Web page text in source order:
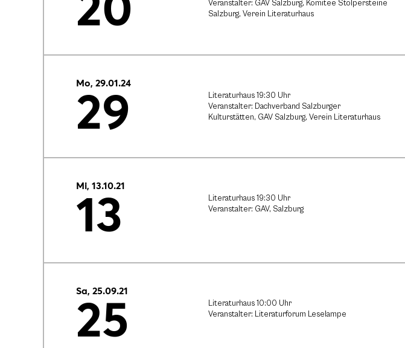
20
Veranstalter: GAV Salzburg, Komitee Stolpersteine
Salzburg, Verein Literaturhaus
Mo, 29.01.24
29
Literaturhaus 19:30 Uhr
Veranstalter: Dachverband Salzburger
Kulturstätten, GAV Salzburg, Verein Literaturhaus
Mi, 13.10.21
13
Literaturhaus 19:30 Uhr
Veranstalter: GAV, Salzburg
Sa, 25.09.21
25
Literaturhaus 10:00 Uhr
Veranstalter: Literaturforum Leselampe